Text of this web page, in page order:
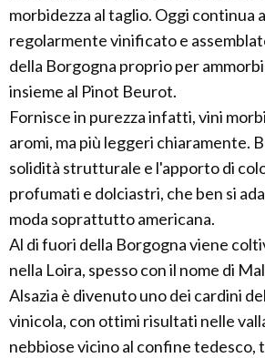
morbidezza al taglio. Oggi continua
regolarmente vinificato e
della Borgogna proprio per
insieme al Pinot Beurot.
Fornisce in purezza infatti, vini
aromi, ma più leggeri chiaramente.
solidità strutturale e l'apporto di
profumati e dolciastri, che ben si
moda soprattutto americana.
Al di fuori della Borgogna viene
nella Loira, spesso con il nome di
Alsazia è divenuto uno dei cardini
vinicola, con ottimi risultati nelle
nebbiose vicino al confine tedesco,